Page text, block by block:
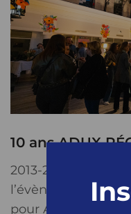
10 ans ADUX
2013-2023 : 10
l’évènement qui a
pour Adux